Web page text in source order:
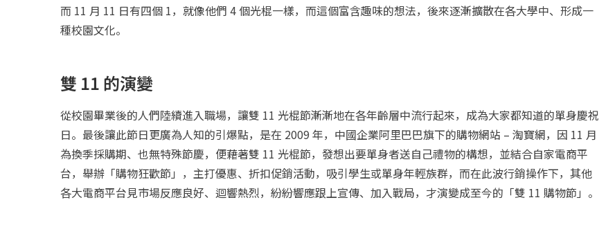
而 11 月 11 日有四個 1，就像他們 4 個光棍一樣，而這個富含趣味的想法，後來逐漸擴散在各大學中、形成一
種校園文化。
雙 11 的演變
從校園畢業後的人們陸續進入職場，讓雙 11 光棍節漸漸地在各年齡層中流行起來，成為大家都知道的單身慶祝
日。最後讓此節日更廣為人知的引爆點，是在 2009 年，中國企業阿里巴巴旗下的購物網站 – 淘寶網，因 11 月
為換季採購期、也無特殊節慶，便藉著雙 11 光棍節，發想出要單身者送自己禮物的構想，並結合自家電商平
台，舉辦「購物狂歡節」，主打優惠、折扣促銷活動，吸引學生或單身年輕族群，而在此波行銷操作下，其他
各大電商平台見市場反應良好、迴響熱烈，紛紛響應跟上宣傳、加入戰局，才演變成至今的「雙 11 購物節」。